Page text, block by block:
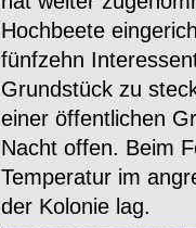
Hochbeete
fünfzehn
Grundstück zu
einer öffentlichen
Nacht offen. Beim
Temperatur im
der Kolonie lag.